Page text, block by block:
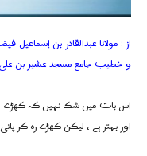
از : مولانا عبدالقادر بن إسماعيل
و خطیب جامع مسجد عشیر بن علی
اس بات میں شک نہیں کہ کھڑے رہ
اور بہتر ہے ، لیکن کھڑے رہ کر